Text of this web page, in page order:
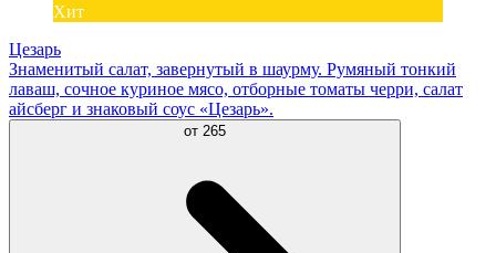
Хит
Цезарь
Знаменитый салат, завернутый в шаурму. Румяный тонкий
лаваш, сочное куриное мясо, отборные томаты черри, салат
айсберг и знаковый соус «Цезарь».
от 265